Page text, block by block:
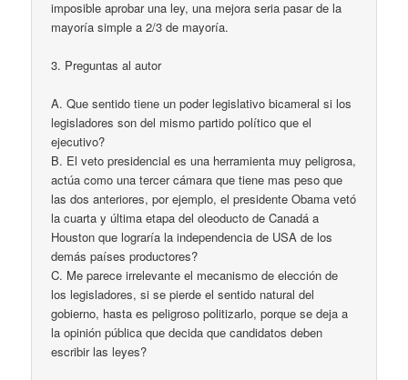
imposible aprobar una ley, una mejora seria pasar de la
mayoría simple a 2/3 de mayoría.
3. Preguntas al autor
A. Que sentido tiene un poder legislativo bicameral si los
legisladores son del mismo partido político que el
ejecutivo?
B. El veto presidencial es una herramienta muy peligrosa,
actúa como una tercer cámara que tiene mas peso que
las dos anteriores, por ejemplo, el presidente Obama vetó
la cuarta y última etapa del oleoducto de Canadá a
Houston que lograría la independencia de USA de los
demás países productores?
C. Me parece irrelevante el mecanismo de elección de
los legisladores, si se pierde el sentido natural del
gobierno, hasta es peligroso politizarlo, porque se deja a
la opinión pública que decida que candidatos deben
escribir las leyes?